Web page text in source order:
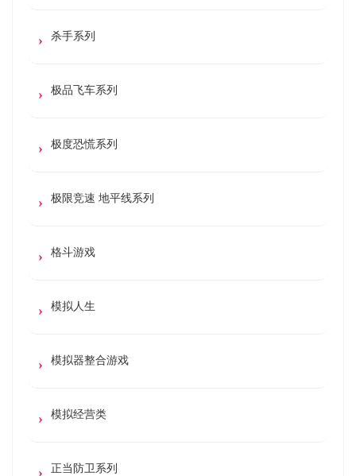
杀手系列
极品飞车系列
极度恐慌系列
极限竞速 地平线系列
格斗游戏
模拟人生
模拟器整合游戏
模拟经营类
正当防卫系列